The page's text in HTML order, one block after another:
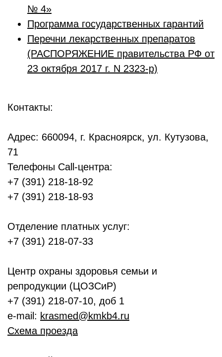
№ 4»
Программа государственных гарантий
Перечни лекарственных препаратов
(РАСПОРЯЖЕНИЕ правительства РФ от
23 октября 2017 г. N 2323-р)
Контакты:
Адрес: 660094, г. Красноярск, ул. Кутузова,
71
Телефоны Call-центра:
+7 (391) 218-18-92
+7 (391) 218-18-93
Отделение платных услуг:
+7 (391) 218-07-33
Центр охраны здоровья семьи и
репродукции (ЦОЗСиР)
+7 (391) 218-07-10, доб 1
e-mail: krasmed@kmkb4.ru
Схема проезда